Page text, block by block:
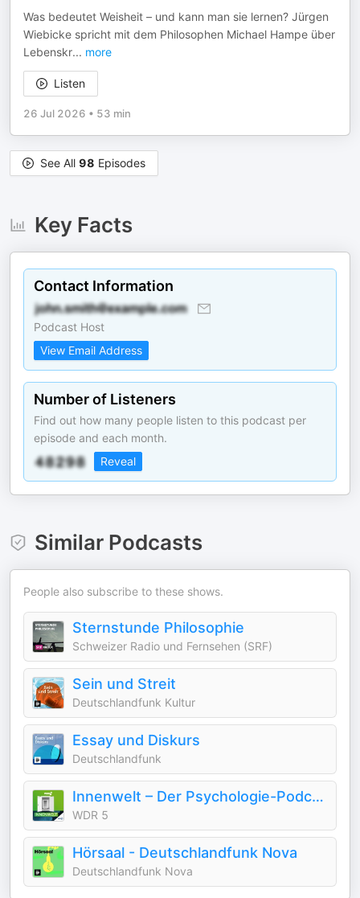
Was bedeutet Weisheit – und kann man sie lernen? Jürgen
Wiebicke spricht mit dem Philosophen Michael Hampe über
Lebenskr... more
Listen
26 Jul 2026 • 53 min
See All 98 Episodes
Key Facts
Contact Information
Podcast Host
View Email Address
Number of Listeners
Find out how many people listen to this podcast per
episode and each month.
Reveal
Similar Podcasts
People also subscribe to these shows.
Sternstunde Philosophie
Schweizer Radio und Fernsehen (SRF)
Sein und Streit
Deutschlandfunk Kultur
Essay und Diskurs
Deutschlandfunk
Innenwelt – Der Psychologie-Podcast von WDR 5
WDR 5
Hörsaal - Deutschlandfunk Nova
Deutschlandfunk Nova